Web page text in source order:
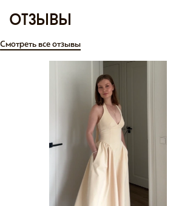
отзывы
Смотреть все отзывы